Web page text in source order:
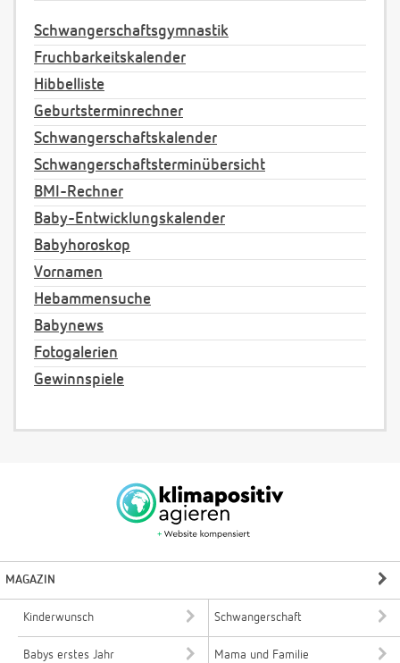
Schwangerschaftsgymnastik
Fruchbarkeitskalender
Hibbelliste
Geburtsterminrechner
Schwangerschaftskalender
Schwangerschaftsterminübersicht
BMI-Rechner
Baby-Entwicklungskalender
Babyhoroskop
Vornamen
Hebammensuche
Babynews
Fotogalerien
Gewinnspiele
MAGAZIN
Kinderwunsch Schwangerschaft
Babys erstes Jahr Mama und Familie